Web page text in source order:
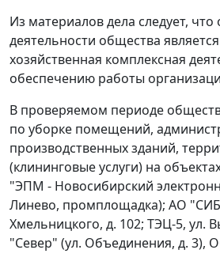
Из материалов дела следует,
деятельности общества
хозяйственная комплексная
обеспечению работы
В проверяемом периоде
по уборке помещений,
производственных зданий,
(клининговые услуги) на
"ЭПМ - Новосибирский
Линево, промплощадка); АО
Хмельницкого, д. 102; ТЭЦ-5, ул.
"Север" (ул. Объединения, д. 3),